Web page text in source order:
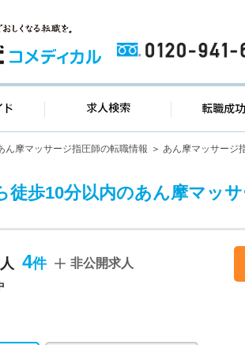
ご利用ガイド 求人検索
ん摩マッサージ指圧師の転職情報 あん摩マッサージ
徒歩10分以内のあん摩マッ
4 非公開求人